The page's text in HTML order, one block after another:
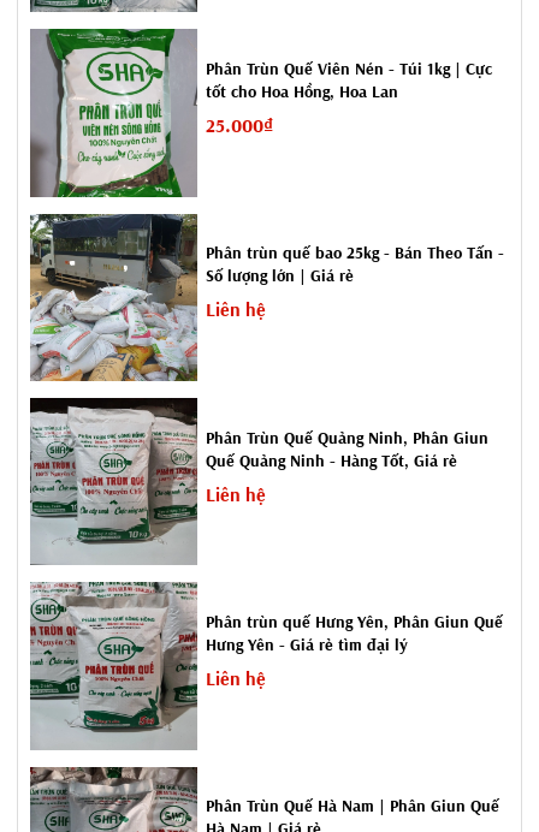
- Keo dính rất mạnh, thường có mầu vàng, có mùi khẽ của dầu và
nhựa thông.
- An toàn với người sử dụng, không có độc hại gì.
- Dễ sử dụng, dể thu dọn, không hại đến môi trường.
- Là bẫy dính mạnh nên gà, chó, mèo... đôi khi có con đi vào cùng
bị dính và có trường hợp cũng bị chết theo.
- Chỉ bắt được chuột khi mà nó đi vào nên việc đặt cũng cần tính
toán kỹ lưỡng, để đảm bảo tiêu diệt được, tránh đặt sai vị trí sẽ
không có kết quả gì.
- Chuột có thể bị quen và vòng qua bẫy. Tuy nhiên, hiện nay các
bẫy dính chuột đều có chất dẫn dụ, giúp chuột không biết được
mùi keo mà chỉ thấy mùi thức ăn nên khả năng diệt chuột rất cao.
Phân Trùn Quế Viên Nén - Túi 1kg | Cực
tốt cho Hoa Hồng, Hoa Lan
25.000₫
Phân trùn quế bao 25kg - Bán Theo Tấn -
Số lượng lớn | Giá rẻ
Liên hệ
Phân Trùn Quế Quảng Ninh, Phân Giun
Quế Quảng Ninh - Hàng Tốt, Giá rẻ
Liên hệ
Phân trùn quế Hưng Yên, Phân Giun Quế
Hưng Yên - Giá rẻ tìm đại lý
Liên hệ
Phân Trùn Quế Hà Nam | Phân Giun Quế